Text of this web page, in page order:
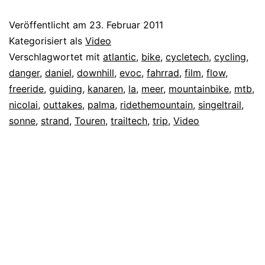
Veröffentlicht am 23. Februar 2011
Kategorisiert als Video
Verschlagwortet mit atlantic, bike, cycletech, cycling,
danger, daniel, downhill, evoc, fahrrad, film, flow,
freeride, guiding, kanaren, la, meer, mountainbike, mtb,
nicolai, outtakes, palma, ridethemountain, singeltrail,
sonne, strand, Touren, trailtech, trip, Video